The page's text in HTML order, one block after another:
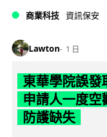
商業科技 資訊保安
Lawton 1 日
東華學院誤發
申請人一度
防護缺失